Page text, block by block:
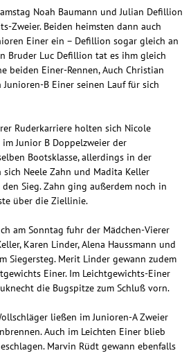
Noah Baumann und Julian Defillion
Zweier. Beiden heimsten dann auch
Einer ein – Defillion sogar gleich an
Bruder Luc Defillion tat es ihm gleich
beiden Einer-Rennen, Auch Christian
B Einer seinen Lauf für sich
Ruderkarriere holten sich Nicole
Junior B Doppelzweier der
Bootsklasse, allerdings in der
sich Neele Zahn und Madita Keller
Sieg. Zahn ging außerdem noch in
über die Ziellinie.
am Sonntag fuhr der Mädchen-Vierer
Karen Linder, Alena Haussmann und
Siegersteg. Merit Linder gewann zudem
Einer. Im Leichtgewichts-Einer
die Bugspitze zum Schluß vorn.
ließen im Junioren-A Zweier
Auch im Leichten Einer blieb
Marvin Rüdt gewann ebenfalls